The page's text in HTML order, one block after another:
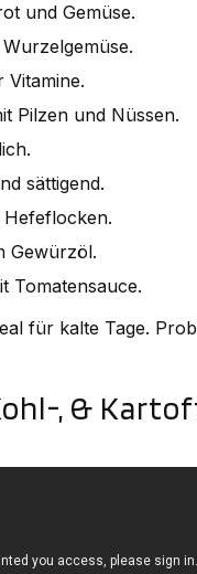
und Gemüse.
Vitamine.
Pilzen und Nüssen.
sättigend.
Hefeflocken.
Gewürzöl.
Tomatensauce.
für kalte Tage.
, &